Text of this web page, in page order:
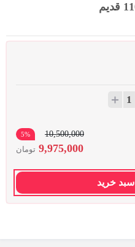
10,500,000
5%
9,975,000 تومان
سبد خرید